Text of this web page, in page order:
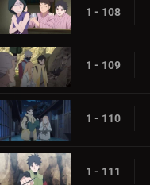
1 - 108
1 - 109
1 - 110
1 - 111